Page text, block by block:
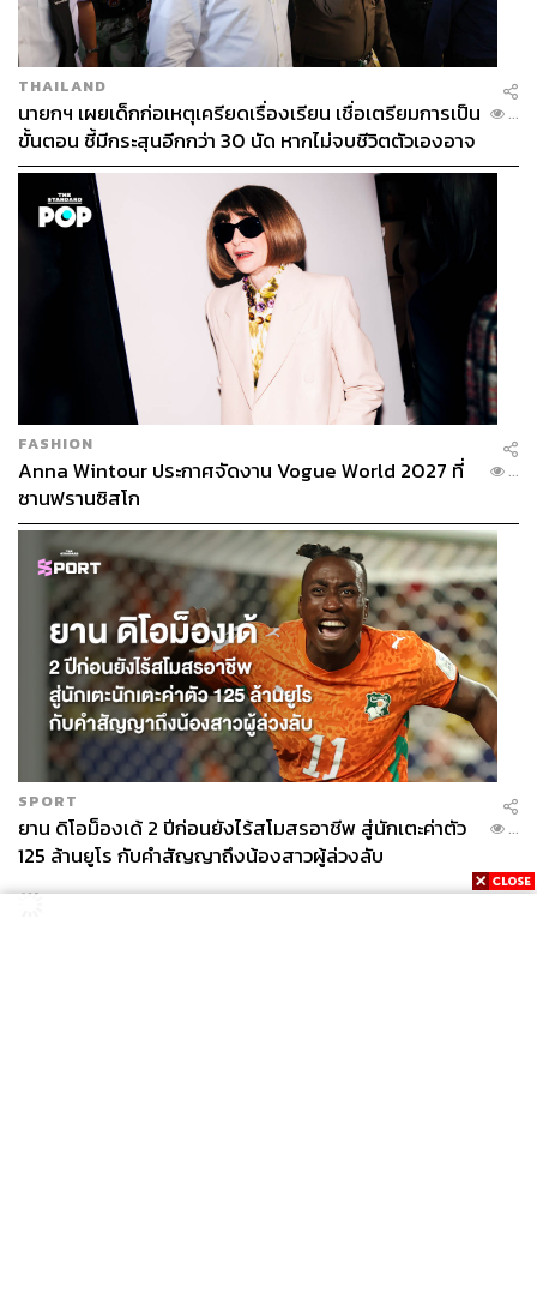
THAILAND
นายกฯ เผยเด็กก่อเหตุเครียดเรื่องเรียน เชื่อเตรียมการเป็น
ขั้นตอน ชี้มีกระสุนอีกกว่า 30 นัด หากไม่จบชีวิตตัวเองอาจ
สูญเสียเพิ่ม
...
FASHION
Anna Wintour ประกาศจัดงาน Vogue World 2027 ที่
ซานฟรานซิสโก
...
SPORT
ยาน ดิโอม็องเด้ 2 ปีก่อนยังไร้สโมสรอาชีพ สู่นักเตะค่าตัว
125 ล้านยูโร กับคำสัญญาถึงน้องสาวผู้ล่วงลับ
...